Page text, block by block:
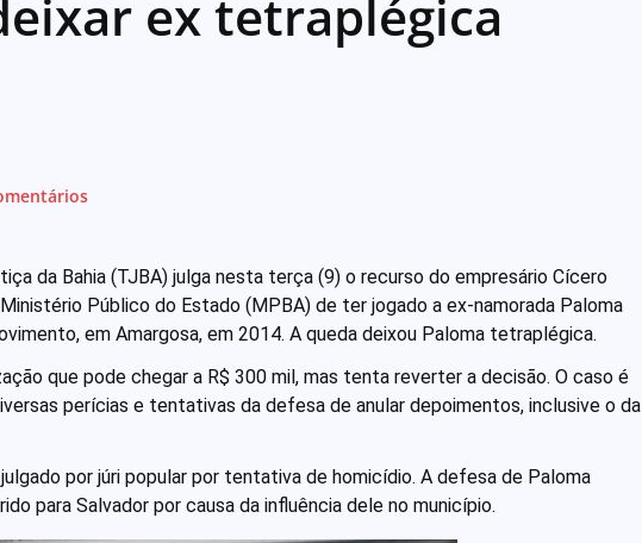
ex tetraplégica
da Bahia (TJBA) julga nesta terça (9) o recurso do empresário Cícero
Público do Estado (MPBA) de ter jogado a ex-namorada Paloma
em Amargosa, em 2014. A queda deixou Paloma tetraplégica.
que pode chegar a R$ 300 mil, mas tenta reverter a decisão. O caso é
perícias e tentativas da defesa de anular depoimentos, inclusive o da
por júri popular por tentativa de homicídio. A defesa de Paloma
para Salvador por causa da influência dele no município.